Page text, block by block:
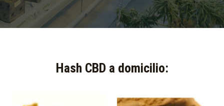
Hash CBD a domicilio:​